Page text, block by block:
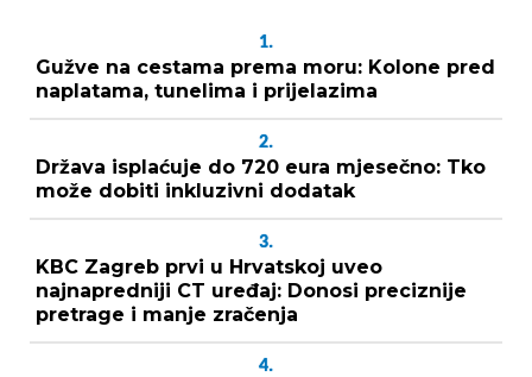
1.
Gužve na cestama prema moru: Kolone pred
naplatama, tunelima i prijelazima
2.
Država isplaćuje do 720 eura mjesečno: Tko
može dobiti inkluzivni dodatak
3.
KBC Zagreb prvi u Hrvatskoj uveo
najnapredniji CT uređaj: Donosi preciznije
pretrage i manje zračenja
4.